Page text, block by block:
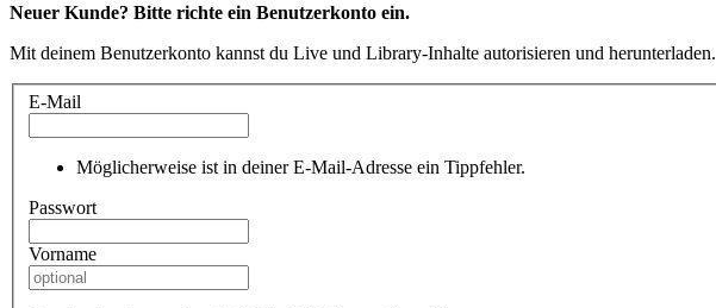
Neuer Kunde? Bitte richte ein Benutzerkonto ein.
Mit deinem Benutzerkonto kannst du Live und Library-Inhalte autorisieren und herunterladen.
E-Mail
Möglicherweise ist in deiner E-Mail-Adresse ein Tippfehler.
Passwort
Vorname